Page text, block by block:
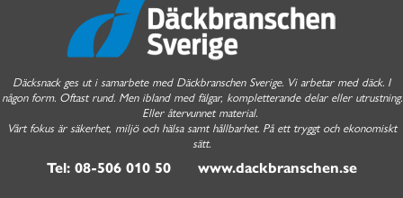
Däcksnack ges ut i samarbete med Däckbranschen Sverige. Vi arbetar med däck. I
någon form. Oftast rund. Men ibland med fälgar, kompletterande delar eller utrustning.
Eller återvunnet material.
Vårt fokus är säkerhet, miljö och hälsa samt hållbarhet. På ett tryggt och ekonomiskt
sätt.
Tel: 08-506 010 50 www.dackbranschen.se